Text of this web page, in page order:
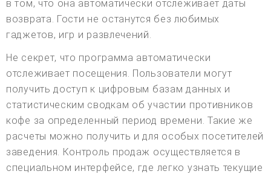
в том, что она автоматически отслеживает даты
возврата. Гости не останутся без любимых
гаджетов, игр и развлечений.
Не секрет, что программа автоматически
отслеживает посещения. Пользователи могут
получить доступ к цифровым базам данных и
статистическим сводкам об участии противников
кофе за определенный период времени. Такие же
расчеты можно получить и для особых посетителей
заведения. Контроль продаж осуществляется в
специальном интерфейсе, где легко узнать текущие